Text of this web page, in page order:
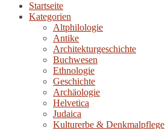
Startseite
Kategorien
Altphilologie
Antike
Architekturgeschichte
Buchwesen
Ethnologie
Geschichte
Archäologie
Helvetica
Judaica
Kulturerbe & Denkmalpflege